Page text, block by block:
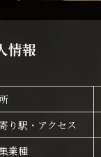
情報
り駅・アクセス
業種